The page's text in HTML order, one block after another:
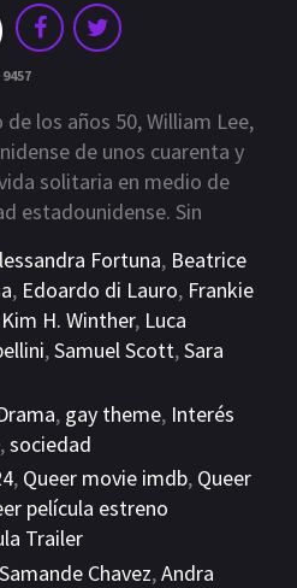
9457
de los años 50, William Lee,
de unos cuarenta y
solitaria en medio de
estadounidense. Sin
a William a establecer
significativa con alguien.
Fortuna, Beatrice
, Edoardo di Lauro, Frankie
Kim H. Winther, Luca
,Samuel Scott,Sara
, gay theme, Interés
,sociedad
, Queer movie imdb, Queer
película estreno
Trailer
Chavez, Andra